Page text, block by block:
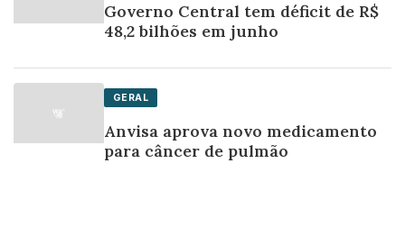
Governo Central tem déficit de R$
48,2 bilhões em junho
GERAL
Anvisa aprova novo medicamento
para câncer de pulmão